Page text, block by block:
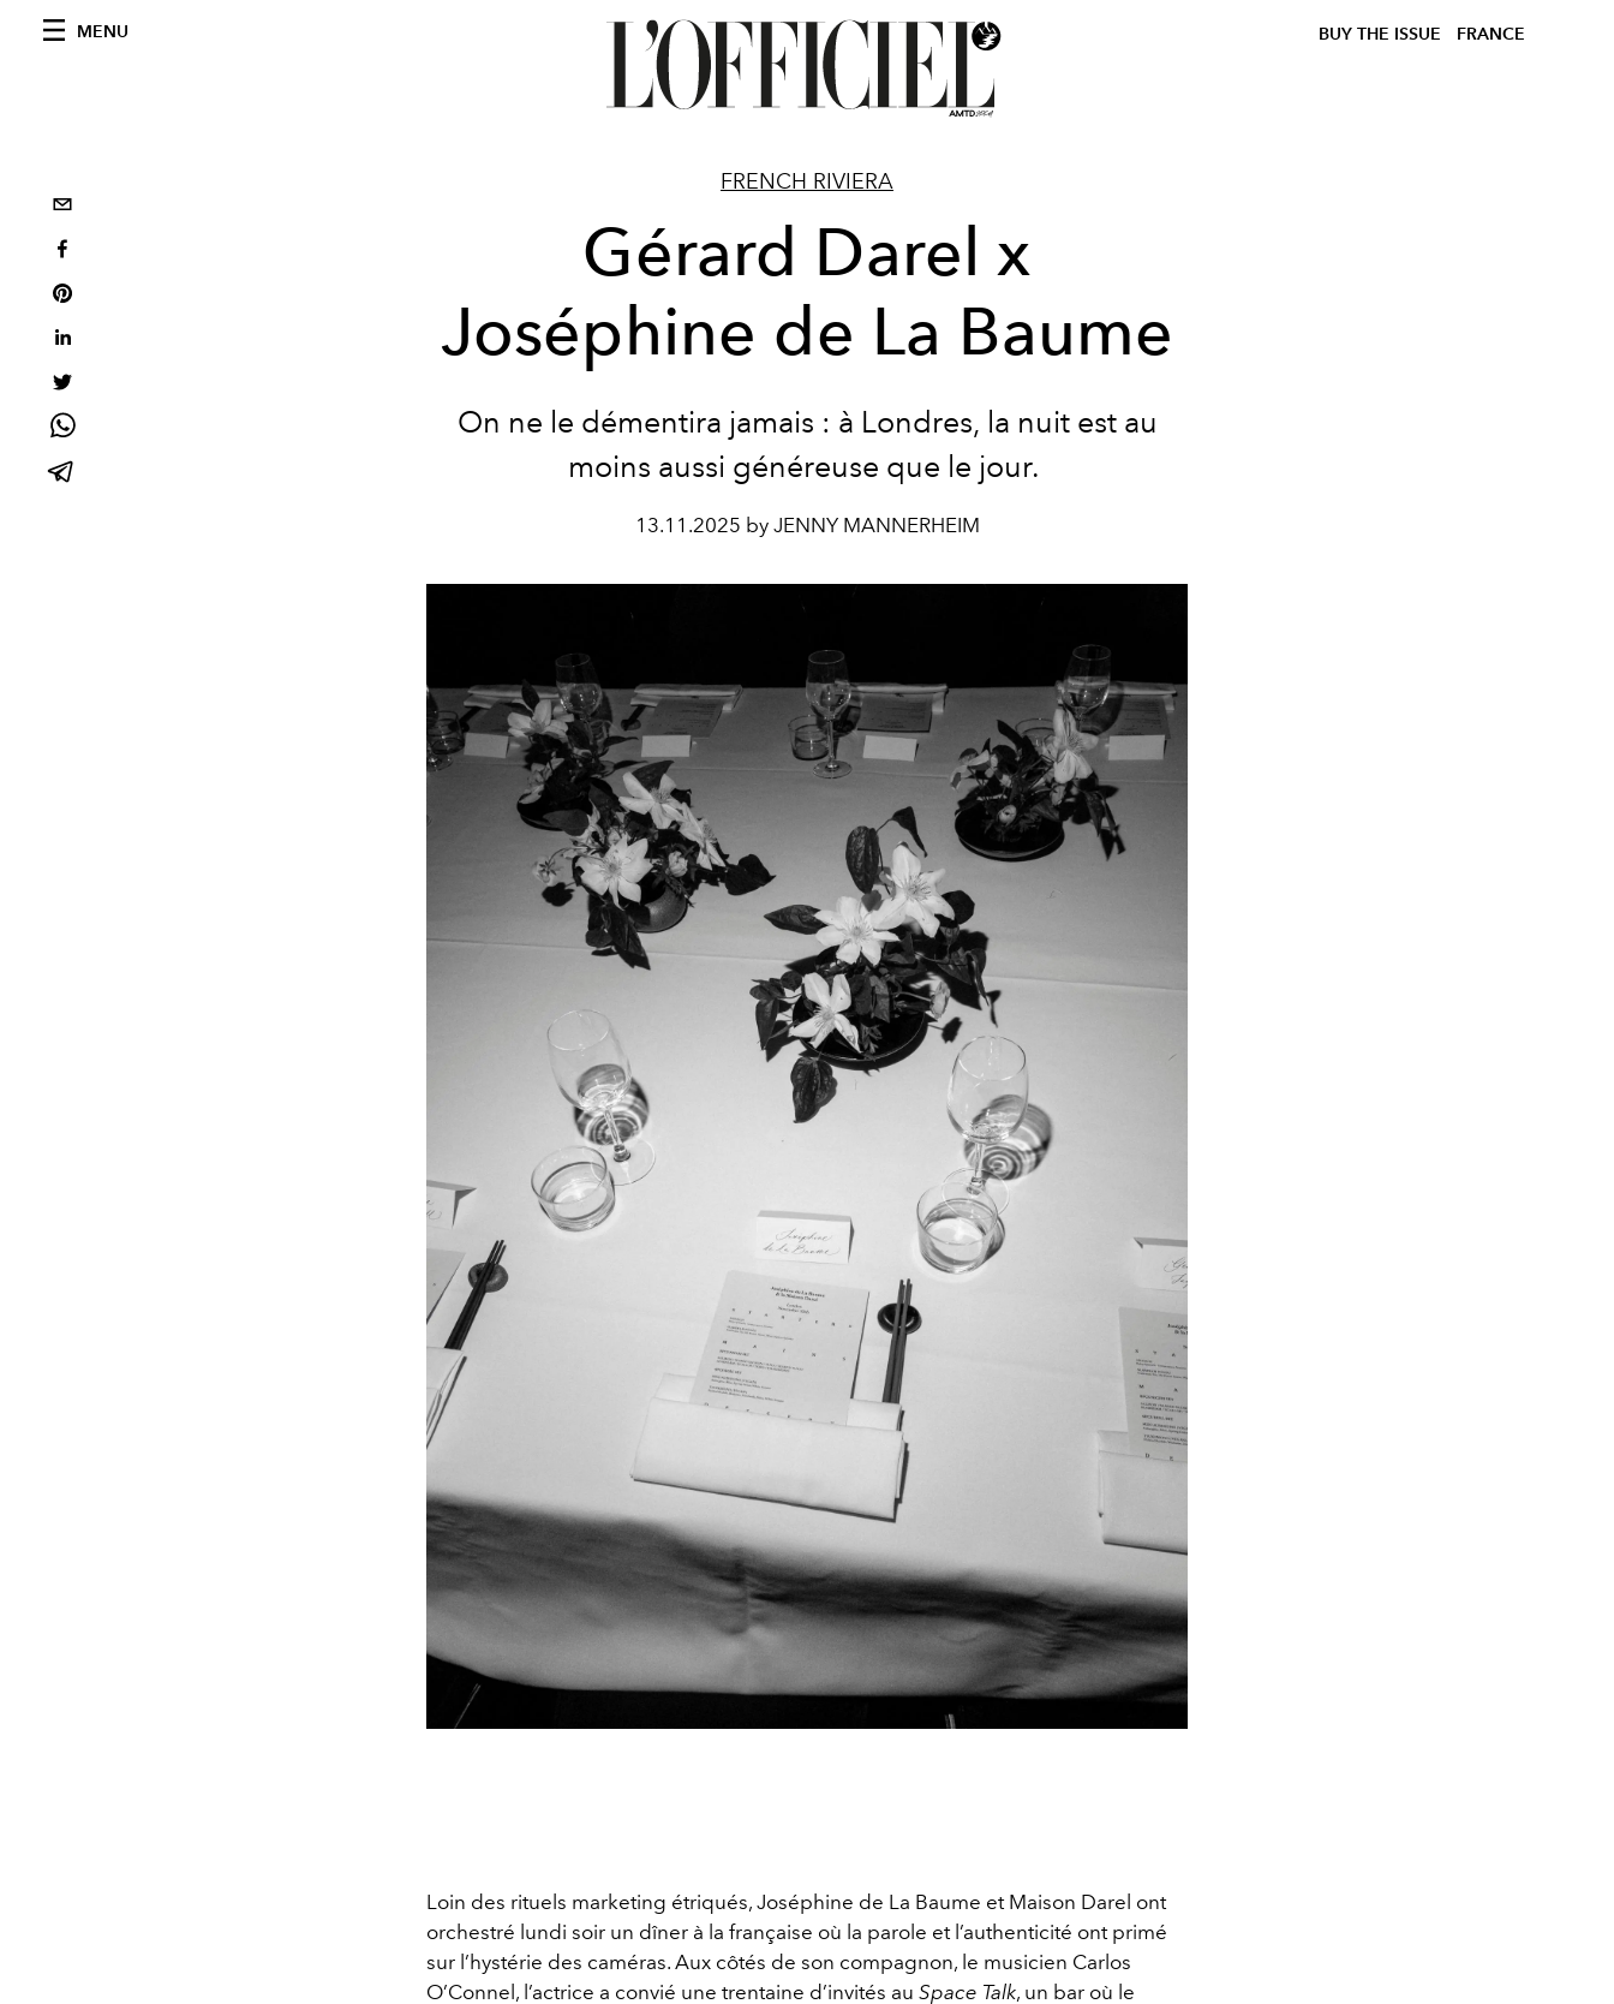
MENU BUY THE ISSUE FRANCE
FRENCH RIVIERA
Gérard Darel x
Joséphine de La Baume
On ne le démentira jamais : à Londres, la nuit est au
moins aussi généreuse que le jour.
13.11.2025 by JENNY MANNERHEIM
Loin des rituels marketing étriqués, Joséphine de La Baume et Maison Darel ont
orchestré lundi soir un dîner à la française où la parole et l’authenticité ont primé
sur l’hystérie des caméras. Aux côtés de son compagnon, le musicien Carlos
O’Connel, l’actrice a convié une trentaine d’invités au Space Talk, un bar où le